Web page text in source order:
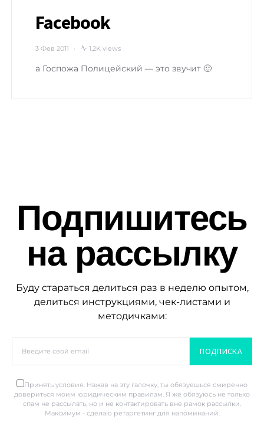
Facebook
3 Фев 2011 1,2K views
а Госпожа Полицейский — это звучит 🙂
Подпишитесь
на рассылку
Буду стараться делиться раз в неделю опытом,
делиться инструкциями, чек-листами и
методичками:
ПОДПИСКА
Принять условия. Нажав на эту галочку, ты обязуешься смиренно
довериться моим юридическим правилам. Я же обязуюсь не только
спам не рассылать, но и не контактировать вне рамок рассылки.
Максимум - сделаю ретаргетинг для напоминаний.